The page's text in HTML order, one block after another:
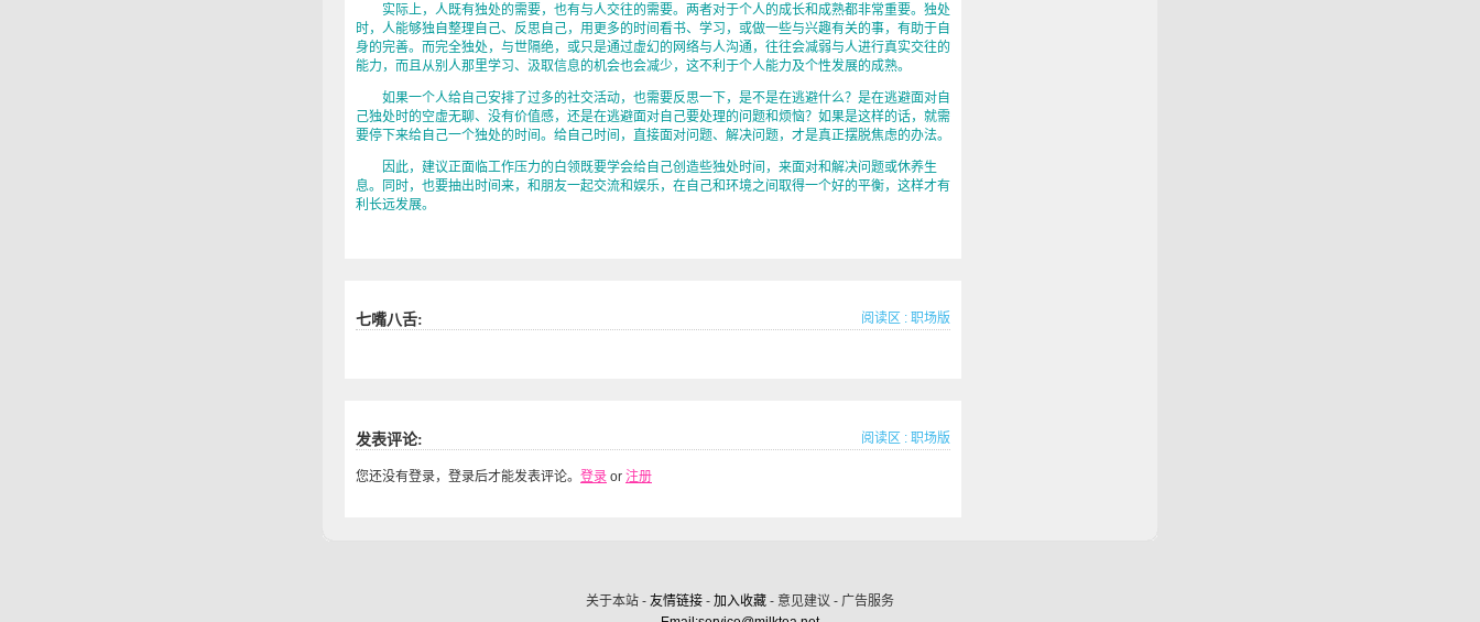
实际上，人既有独处的需要，也有与人交往的需要。两者对于个人的成长和成熟都非常重要。独处
时，人能够独自整理自己、反思自己，用更多的时间看书、学习，或做一些与兴趣有关的事，有助于自
身的完善。而完全独处，与世隔绝，或只是通过虚幻的网络与人沟通，往往会减弱与人进行真实交往的
能力，而且从别人那里学习、汲取信息的机会也会减少，这不利于个人能力及个性发展的成熟。
如果一个人给自己安排了过多的社交活动，也需要反思一下，是不是在逃避什么？是在逃避面对自
己独处时的空虚无聊、没有价值感，还是在逃避面对自己要处理的问题和烦恼？如果是这样的话，就需
要停下来给自己一个独处的时间。给自己时间，直接面对问题、解决问题，才是真正摆脱焦虑的办法。
因此，建议正面临工作压力的白领既要学会给自己创造些独处时间，来面对和解决问题或休养生
息。同时，也要抽出时间来，和朋友一起交流和娱乐，在自己和环境之间取得一个好的平衡，这样才有
利长远发展。
七嘴八舌: 阅读区 : 职场版
发表评论: 阅读区 : 职场版
您还没有登录，登录后才能发表评论。 登录 or 注册
关于本站 - 友情链接 - 加入收藏 - 意见建议 - 广告服务